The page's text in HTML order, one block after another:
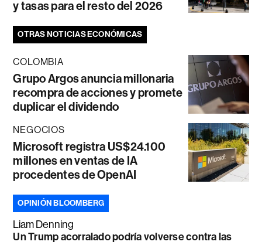
y tasas para el resto del 2026
OTRAS NOTICIAS ECONÓMICAS
COLOMBIA
Grupo Argos anuncia millonaria
recompra de acciones y promete
duplicar el dividendo
NEGOCIOS
Microsoft registra US$24.100
millones en ventas de IA
procedentes de OpenAI
OPINIÓN BLOOMBERG
Liam Denning
Un Trump acorralado podría volverse contra las